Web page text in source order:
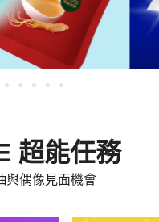
超能任務
與偶像見面機會